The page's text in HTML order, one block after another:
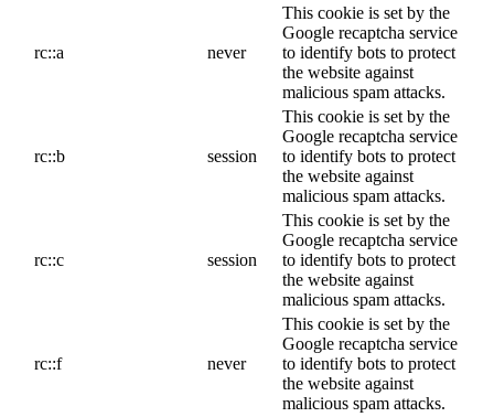
rc::a never
This cookie is set by the
Google recaptcha service
to identify bots to protect
the website against
malicious spam attacks.
rc::b session
This cookie is set by the
Google recaptcha service
to identify bots to protect
the website against
malicious spam attacks.
rc::c session
This cookie is set by the
Google recaptcha service
to identify bots to protect
the website against
malicious spam attacks.
rc::f never
This cookie is set by the
Google recaptcha service
to identify bots to protect
the website against
malicious spam attacks.